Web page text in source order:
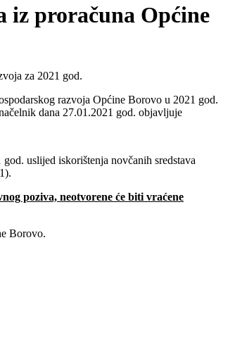
iz proračuna Općine
za 2021 god.
razvoja Općine Borovo u 2021 god.
dana 27.01.2021 god. objavljuje
uslijed iskorištenja novčanih sredstava
poziva, neotvorene će biti vraćene
Borovo.